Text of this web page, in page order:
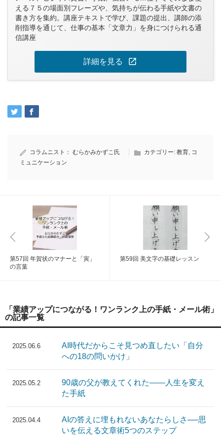
える７５の場面別フレーズや、気持ちが伝わる手紙や文書の
書き方を集約。講座テキストで学び、課題の提出、講師の添
削指導を通じて、仕事の基本「文章力」を身につけられる通
信講座
詳細を見る open_in_new
コラムニスト： むらかみかずこ氏 カテゴリー: 教育, コ
ミュニケーション
第57回 年賀状のマナーと「寅」
の言葉
第59回 美文字の基礎レッスン
「業績アップにつながる！ワンランク上の手紙・メール術」
の記事一覧
2025.06.6
AI時代だからこそ見つめ直したい「自分
への18の問いかけ」
2025.05.2
90歳の父が教えてくれた――人生を変え
た手紙
2025.04.4
AIの答えに埋もれないあなたらしさ──思
いを伝える文章術5つのステップ